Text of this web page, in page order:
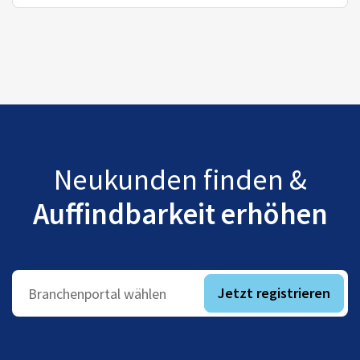
Neukunden finden &
Auffindbarkeit erhöhen
Branchenportal wählen Jetzt registrieren